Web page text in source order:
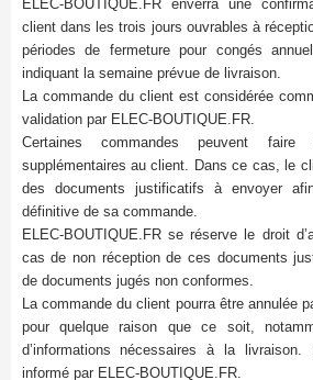
ELEC-BOUTIQUE.FR enverra une
client dans les trois jours ouvrables à
périodes de fermeture pour congés
indiquant la semaine prévue de livraison.
La commande du client est considérée
validation par ELEC-BOUTIQUE.FR.
Certaines commandes peuvent faire
supplémentaires au client. Dans ce cas, le
des documents justificatifs à envoyer
définitive de sa commande.
ELEC-BOUTIQUE.FR se réserve le droit
cas de non réception de ces documents
de documents jugés non conformes.
La commande du client pourra être annulée
pour quelque raison que ce soit,
d’informations nécessaires à la
informé par ELEC-BOUTIQUE.FR.